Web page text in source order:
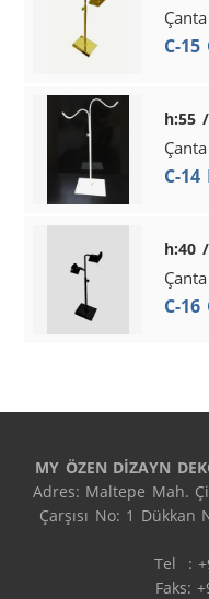
C-
h:55
C-
h:40
C-
MY ÖZEN DİZAYN
Adres: Maltepe Mah.
Çarşısı No: 1
Tel  :
Faks: